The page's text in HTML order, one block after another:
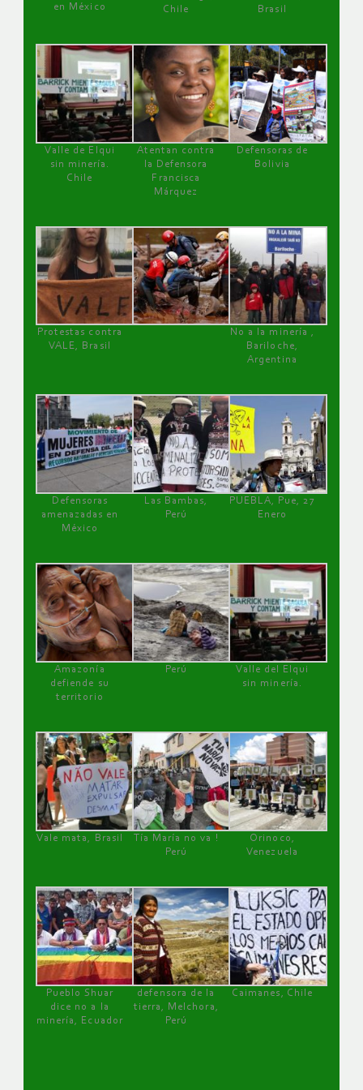
en México
Chile
Brasil
Valle de Elqui
sin minería.
Chile
Atentan contra
la Defensora
Francisca
Márquez
Defensoras de
Bolivia
Protestas contra
VALE, Brasil
No a la minería ,
Bariloche,
Argentina
Defensoras
amenazadas en
México
Las Bambas,
Perú
PUEBLA, Pue, 27
Enero
Amazonía
defiende su
territorio
Perú
Valle del Elqui
sin minería.
Vale mata, Brasil
Tía María no va !
Perú
Orinoco,
Venezuela
Pueblo Shuar
dice no a la
minería, Ecuador
defensora de la
tierra, Melchora,
Perú
Caimanes, Chile